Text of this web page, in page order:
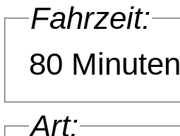
Fahrzeit:
80 Minuten
Art: